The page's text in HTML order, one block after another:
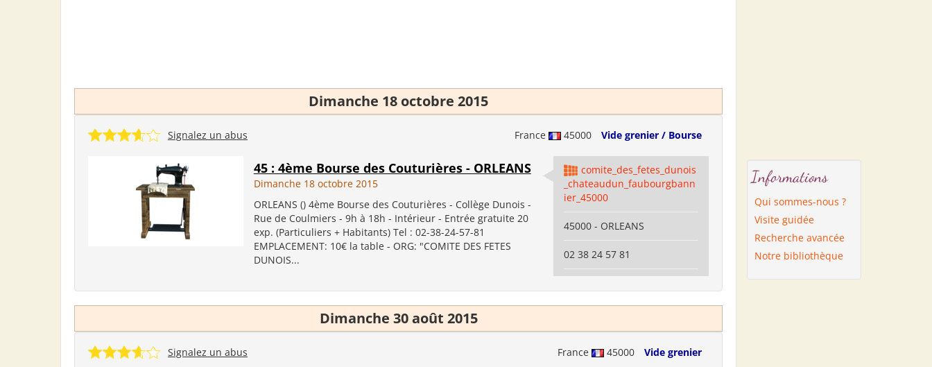
Dimanche 18 octobre 2015
France 45000 Vide grenier / Bourse
Signalez un abus
45 : 4ème Bourse des Couturières - ORLEANS
Dimanche 18 octobre 2015
ORLEANS () 4ème Bourse des Couturières - Collège Dunois -
Rue de Coulmiers - 9h à 18h - Intérieur - Entrée gratuite 20
exp. (Particuliers + Habitants) Tel : 02-38-24-57-81
EMPLACEMENT: 10€ la table - ORG: "COMITE DES FETES
DUNOIS...
comite_des_fetes_dunois
_chateaudun_faubourgbann
ier_45000
45000 - ORLEANS
02 38 24 57 81
Dimanche 30 août 2015
France 45000 Vide grenier
Signalez un abus
Informations
Qui sommes-nous ?
Visite guidée
Recherche avancée
Notre bibliothèque